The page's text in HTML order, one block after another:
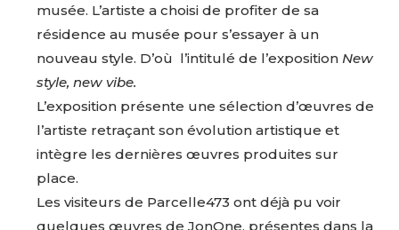
musée. L’artiste a choisi de profiter de sa
résidence au musée pour s’essayer à un
nouveau style. D’où l’intitulé de l’exposition New
style, new vibe.
L’exposition présente une sélection d’œuvres de
l’artiste retraçant son évolution artistique et
intègre les dernières œuvres produites sur
place.
Les visiteurs de Parcelle473 ont déjà pu voir
quelques œuvres de JonOne, présentes dans la